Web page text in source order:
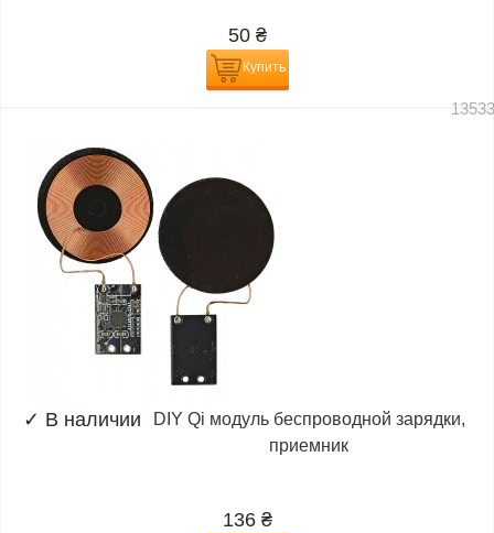
50 ₴
Купить
✓ В наличии
DIY Qi модуль беспроводной зарядки,
приемник
136 ₴